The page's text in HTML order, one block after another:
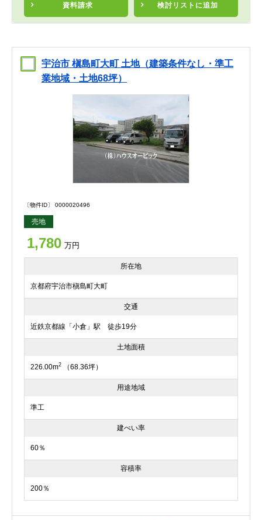
資料請求 検討リスト に追加
宇治市 槇島町大町 土地（建築条件なし・準工
業地域・土地68坪）
〔物件ID〕 0000020496
売地
1,780 万円
所在地
京都府宇治市槇島町大町
交通
近鉄京都線「小倉」駅 徒歩19分
土地面積
226.00m2 （68.36坪）
用途地域
準工
建ぺい率
60％
容積率
200％